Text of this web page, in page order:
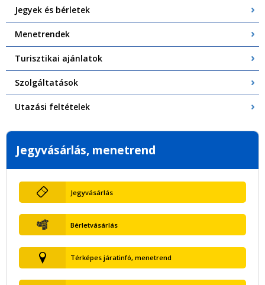
Jegyek és bérletek
Menetrendek
Turisztikai ajánlatok
Szolgáltatások
Utazási feltételek
Jegyvásárlás, menetrend
Jegyvásárlás
Bérletvásárlás
Térképes járatinfó, menetrend